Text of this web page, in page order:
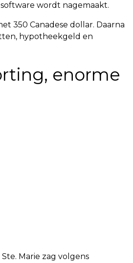
wordt nagemaakt.
350 Canadese dollar. Daarna
hypotheekgeld en
enorme
Marie zag volgens